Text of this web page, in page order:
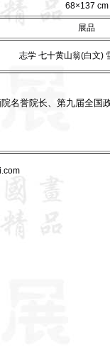
68×137 cm
展品
志学 七十黄山翁(白文)
名誉院长、第九届全国